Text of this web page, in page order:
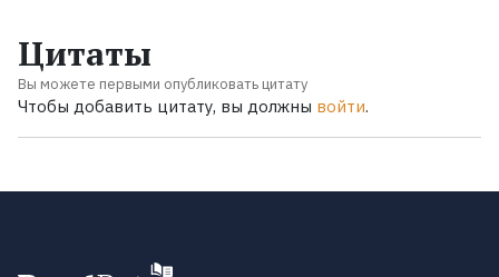
Цитаты
Вы можете первыми опубликовать цитату
Чтобы добавить цитату, вы должны войти.